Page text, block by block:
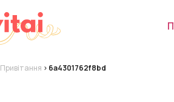
Привітання > 6a4301762f8bd